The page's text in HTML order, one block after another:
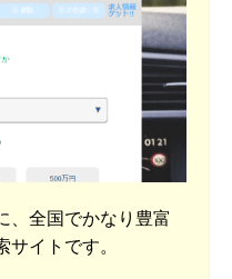
、全国でかなり豊富
イトです。